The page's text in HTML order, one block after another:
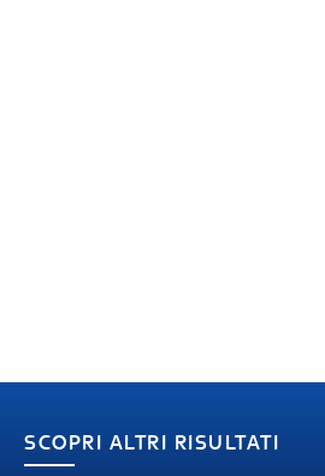
SCOPRI ALTRI RISULTATI